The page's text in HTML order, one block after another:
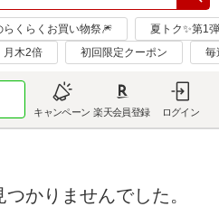
らくらくお買い物祭🎆
夏トク✨第1
月木2倍 初回限定クーポン 毎
キャンペーン 楽天会員登録 ログイン
かりませんでした。